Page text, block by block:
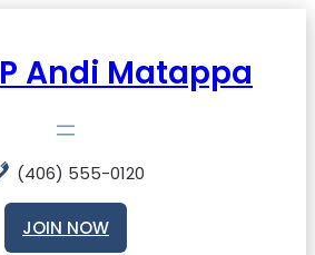
Andi Matappa
(406) 555-0120
JOIN NOW